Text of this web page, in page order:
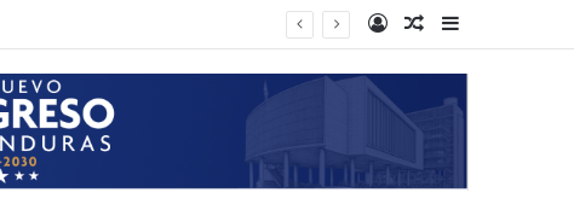
Log InRandom Article
Sidebar